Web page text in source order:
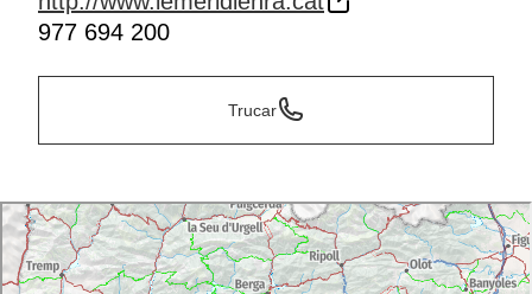
977 694 200
Trucar